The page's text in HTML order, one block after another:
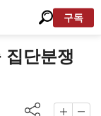
구독
집단분쟁